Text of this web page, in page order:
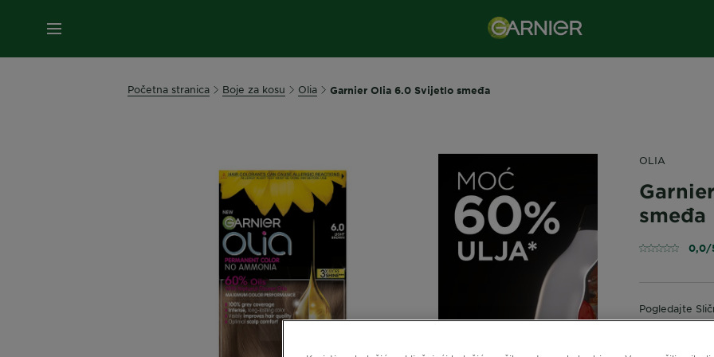
IZBORNIK
Početna stranica Boje za kosu Olia Garnier Olia 6.0 Svijetlo smeđa
OLIA
smeđa
0,0/
Pogledajte